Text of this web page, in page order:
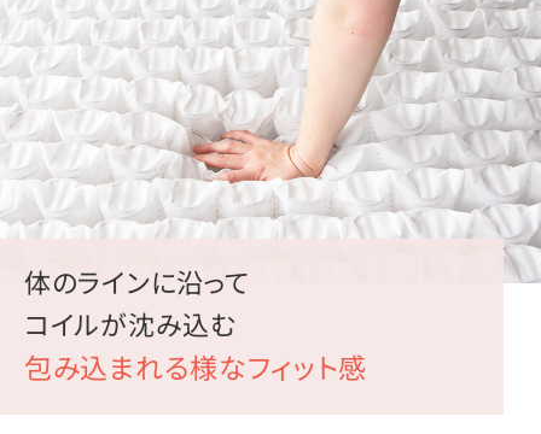
体のラインに沿って
コイルが沈み込む
包み込まれる様なフィット感